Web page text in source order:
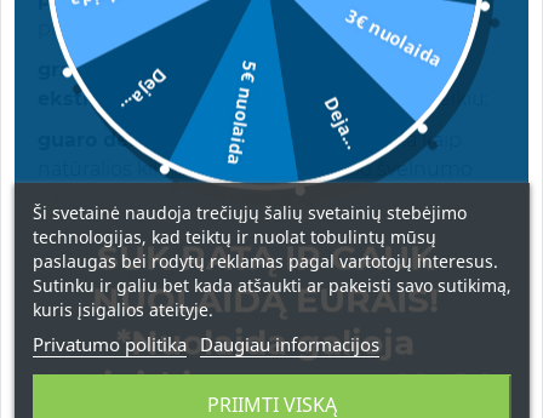
plaukų šukavimą;
granatų ekstraktas ir juodųjų pipirų
ekstraktas- pasižymi antioksidaciniu poveikiu;
guaro derva (išgauta iš guaro)- veikia kaip
natūralios kilmės purumo ir šilkinio švelnumo
suteikiantis kondicionerius.
NAUDOJIMAS:paskirstykite priemonę ant šlapių
ką tik išplautų plaukų, pamasažuokite juos ir
nuskalaukite.
ĮSPĖJIMAS: venkite kontakto su akimis.
Saugokite nuo vaikų ir karščio šaltinių.
Ši svetainė naudoja trečiųjų šalių svetainių stebėjimo
technologijas, kad teiktų ir nuolat tobulintų mūsų
paslaugas bei rodytų reklamas pagal vartotojų interesus.
Sutinku ir galiu bet kada atšaukti ar pakeisti savo sutikimą,
kuris įsigalios ateityje.
Privatumo politika Daugiau informacijos
PRIIMTI VISKĄ
3€ nuolaida
Deja...
5€ nuolaida
Deja...
SUK RATĄ IR GAUK
NUOLAIDĄ EURAIS!
*Nuolaida galioja
apsipirkimams nuo 49 € !